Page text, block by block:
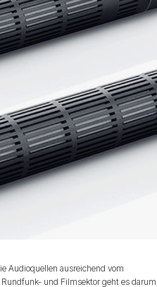
Audioquellen ausreichend vom
und Filmsektor geht es